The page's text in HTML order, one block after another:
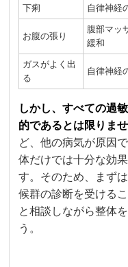
下痢 自律神経
お腹の張り
腹部マッ
緩和
ガスがよく出
る
自律神経
しかし、すべての過
的であるとは限りませ
ど、他の病気が原因
体だけでは十分な効
す。そのため、まず
候群の診断を受ける
と相談しながら整体
う。